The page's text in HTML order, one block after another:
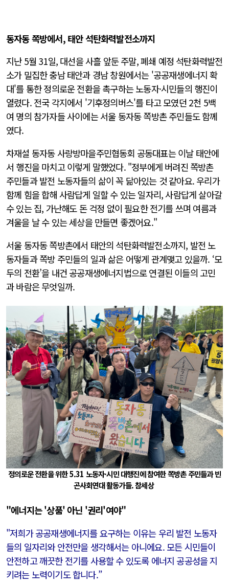
동자동 쪽방에서, 태안 석탄화력발전소까지
지난 5월 31일, 대선을 사흘 앞둔 주말, 폐쇄 예정 석탄화력발전
소가 밀집한 충남 태안과 경남 창원에서는 '공공재생에너지 확
대'를 통한 정의로운 전환을 촉구하는 노동자·시민들의 행진이
열렸다. 전국 각지에서 '기후정의버스'를 타고 모였던 2천 5백
여 명의 참가자들 사이에는 서울 동자동 쪽방촌 주민들도 함께
였다.
차재설 동자동 사랑방마을주민협동회 공동대표는 이날 태안에
서 행진을 마치고 이렇게 말했었다. "정부에게 버려진 쪽방촌
주민들과 발전 노동자들의 삶이 꼭 닮아있는 것 같아요. 우리가
함께 힘을 합해 사람답게 일할 수 있는 일자리, 사람답게 살아갈
수 있는 집, 가난해도 돈 걱정 없이 필요한 전기를 쓰며 여름과
겨울을 날 수 있는 세상을 만들면 좋겠어요."
서울 동자동 쪽방촌에서 태안의 석탄화력발전소까지, 발전 노
동자들과 쪽방 주민들의 일과 삶은 어떻게 관계맺고 있을까. ‘모
두의 전환’을 내건 공공재생에너지법으로 연결된 이들의 고민
과 바람은 무엇일까.
정의로운 전환을 위한 5.31 노동자·시민 대행진에 참여한 쪽방촌 주민들과 빈
곤사회연대 활동가들. 참세상
"에너지는 '상품' 아닌 '권리'여야"
"저희가 공공재생에너지를 요구하는 이유는 우리 발전 노동자
들의 일자리와 안전만을 생각해서는 아니에요. 모든 시민들이
안전하고 깨끗한 전기를 사용할 수 있도록 에너지 공공성을 지
키려는 노력이기도 합니다.”